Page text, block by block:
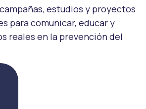
estudios y proyectos
para comunicar, educar y
reales en la prevención del